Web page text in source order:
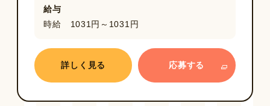
給与
時給 1031円～1031円
詳しく見る 応募する